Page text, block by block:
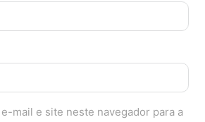
mail e site neste navegador para a